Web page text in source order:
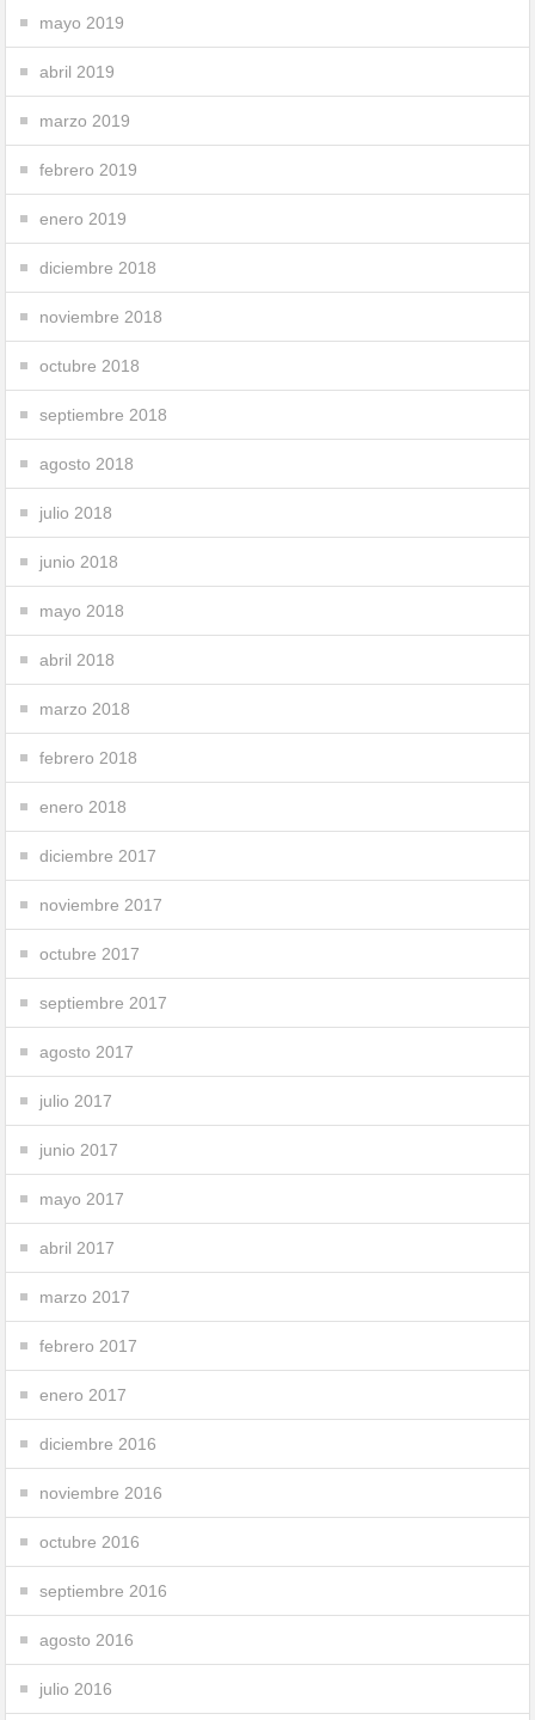
mayo 2019
abril 2019
marzo 2019
febrero 2019
enero 2019
diciembre 2018
noviembre 2018
octubre 2018
septiembre 2018
agosto 2018
julio 2018
junio 2018
mayo 2018
abril 2018
marzo 2018
febrero 2018
enero 2018
diciembre 2017
noviembre 2017
octubre 2017
septiembre 2017
agosto 2017
julio 2017
junio 2017
mayo 2017
abril 2017
marzo 2017
febrero 2017
enero 2017
diciembre 2016
noviembre 2016
octubre 2016
septiembre 2016
agosto 2016
julio 2016